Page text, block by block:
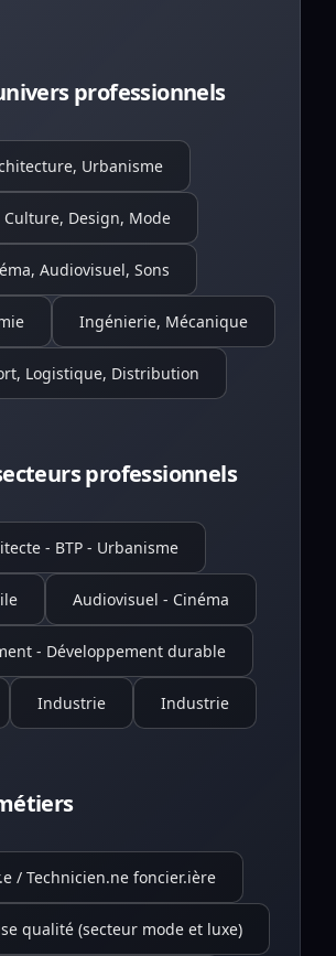
professionnels
Urbanisme
Culture, Design, Mode
Audiovisuel, Sons
Ingénierie, Mécanique
Logistique, Distribution
professionnels
- BTP - Urbanisme
Audiovisuel - Cinéma
- Développement durable
Industrie Industrie
/ Technicien.ne foncier.ière
qualité (secteur mode et luxe)